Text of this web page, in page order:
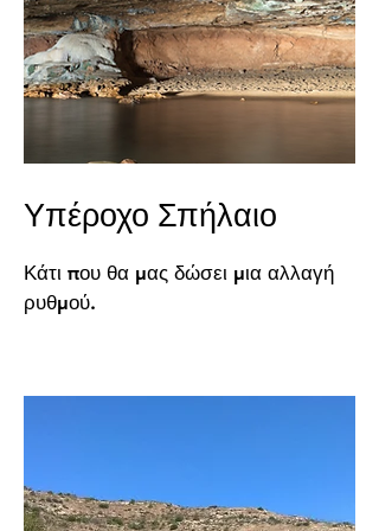
Υπέροχο Σπήλαιο
Κάτι που θα μας δώσει μια αλλαγή
ρυθμού.